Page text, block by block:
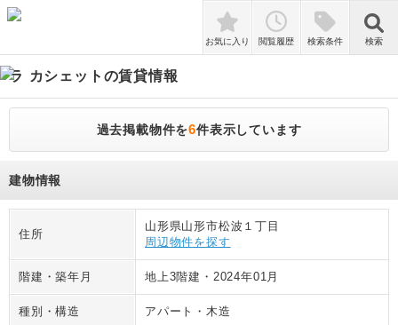
検索
お気に入り 閲覧履歴 検索条件 検索
ラ カシェット の賃貸情報
過去掲載物件を6件表示しています
建物情報
住所
山形県山形市松波１丁目
周辺物件を探す
階建・築年月 地上3階建 ・ 2024年01月
種別・構造 アパート ・木造